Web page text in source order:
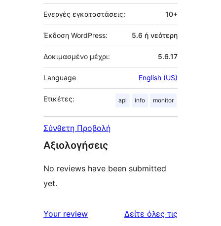
Ενεργές εγκαταστάσεις: 10+
Έκδοση WordPress: 5.6 ή νεότερη
Δοκιμασμένο μέχρι: 5.6.17
Language English (US)
Ετικέτες: api info monitor
Σύνθετη Προβολή
Αξιολογήσεις
No reviews have been submitted
yet.
Your review Δείτε όλες τις